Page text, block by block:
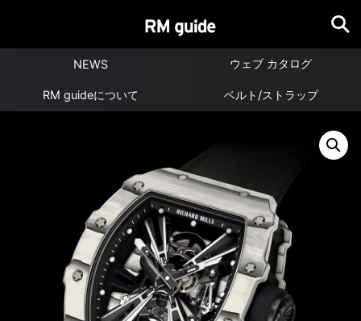
NEWS ウェブ カタログ
RM guideについて ベルト/ストラップ